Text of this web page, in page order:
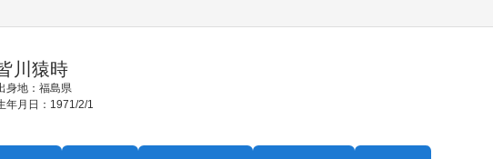
川猿時
身地：福島県
年月日：1971/2/1